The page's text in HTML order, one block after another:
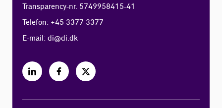
Transparency-nr. 5749958415-41
Telefon: +45 3377 3377
E-mail:di@di.dk